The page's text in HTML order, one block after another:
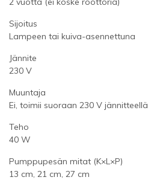
Sijoitus
Lampeen tai kuiva-asennettuna
Jännite
230 V
Muuntaja
Ei, toimii suoraan 230 V jännitteellä
Teho
40 W
Pumppupesän mitat (K×L×P)
13 cm, 21 cm, 27 cm